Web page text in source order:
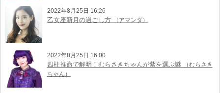
2022年8月25日 16:26
乙女座新月の過ごし方 （アマンダ）
2022年8月25日 16:00
四柱推命で解明！むらさきちゃんが紫を選ぶ謎
（むらさき
ちゃん）